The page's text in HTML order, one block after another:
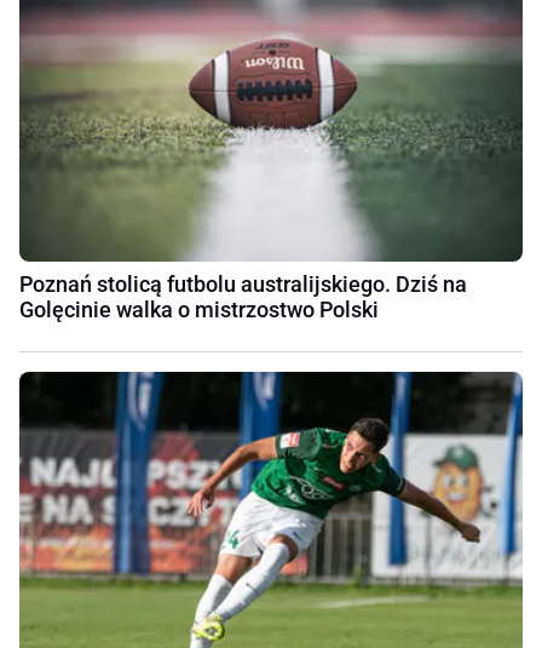
Poznań stolicą futbolu australijskiego. Dziś na
Golęcinie walka o mistrzostwo Polski